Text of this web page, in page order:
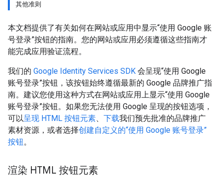
其他准则
本文档提供了有关如何在网站或应用中显示“使用 Google 账
号登录”按钮的指南。您的网站或应用必须遵循这些指南才
能完成应用验证流程。
我们的 Google Identity Services SDK 会呈现“使用 Google
账号登录”按钮，该按钮始终遵循最新的 Google 品牌推广指
南。建议您使用这种方式在网站或应用上显示“使用 Google
账号登录”按钮。如果您无法使用 Google 呈现的按钮选项，
可以呈现 HTML 按钮元素、 下载我们预先批准的品牌推广
素材资源，或者选择创建自定义的“使用 Google 账号登录”
按钮。
渲染 HTML 按钮元素